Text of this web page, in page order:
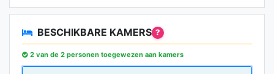
BESCHIKBARE KAMERS ?
2 van de 2 personen toegewezen aan kamers